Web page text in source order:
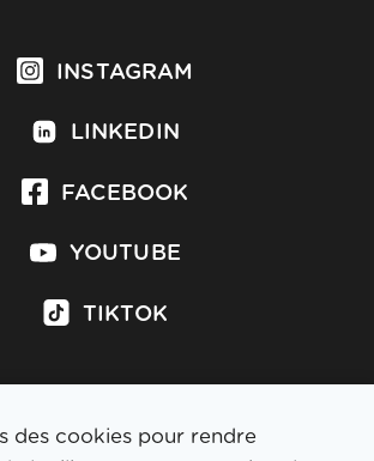
INSTAGRAM
LINKEDIN
FACEBOOK
YOUTUBE
TIKTOK
S'inscrire à la newsletter
des cookies pour rendre